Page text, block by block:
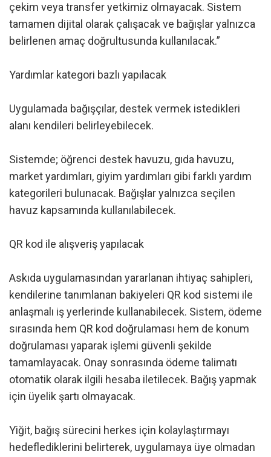
çekim veya transfer yetkimiz olmayacak. Sistem
tamamen dijital olarak çalışacak ve bağışlar yalnızca
belirlenen amaç doğrultusunda kullanılacak.”
Yardımlar kategori bazlı yapılacak
Uygulamada bağışçılar, destek vermek istedikleri
alanı kendileri belirleyebilecek.
Sistemde; öğrenci destek havuzu, gıda havuzu,
market yardımları, giyim yardımları gibi farklı yardım
kategorileri bulunacak. Bağışlar yalnızca seçilen
havuz kapsamında kullanılabilecek.
QR kod ile alışveriş yapılacak
Askıda uygulamasından yararlanan ihtiyaç sahipleri,
kendilerine tanımlanan bakiyeleri QR kod sistemi ile
anlaşmalı iş yerlerinde kullanabilecek. Sistem, ödeme
sırasında hem QR kod doğrulaması hem de konum
doğrulaması yaparak işlemi güvenli şekilde
tamamlayacak. Onay sonrasında ödeme talimatı
otomatik olarak ilgili hesaba iletilecek. Bağış yapmak
için üyelik şartı olmayacak.
Yiğit, bağış sürecini herkes için kolaylaştırmayı
hedeflediklerini belirterek, uygulamaya üye olmadan